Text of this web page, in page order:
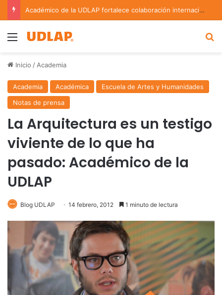
Académico de la UDLAP fortalece colaboración internacional con estancia de investigación en Argentina
Menu
Inicio / Academia
Academia Académica
Escuela de Artes y Humanidades
Notas de prensa
La Arquitectura es un testigo
viviente de lo que ha
pasado: Académico de la
UDLAP
Blog UDLAP 14 febrero, 2012 1 minuto de lectura